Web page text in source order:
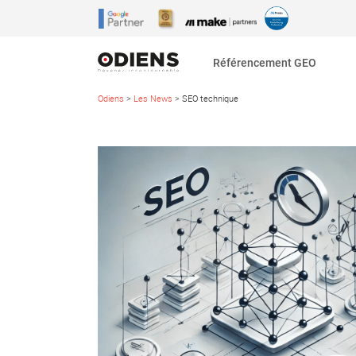
Référencement GEO
Odiens > Les News > SEO technique